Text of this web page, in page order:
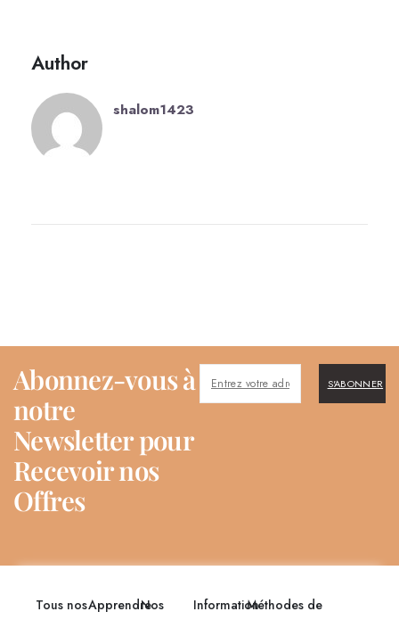
Author
shalom1423
Abonnez-vous à
notre
Newsletter pour
Recevoir nos
Offres
S'ABONNER
Tous nosApprendreNos
InformationMéthodes de